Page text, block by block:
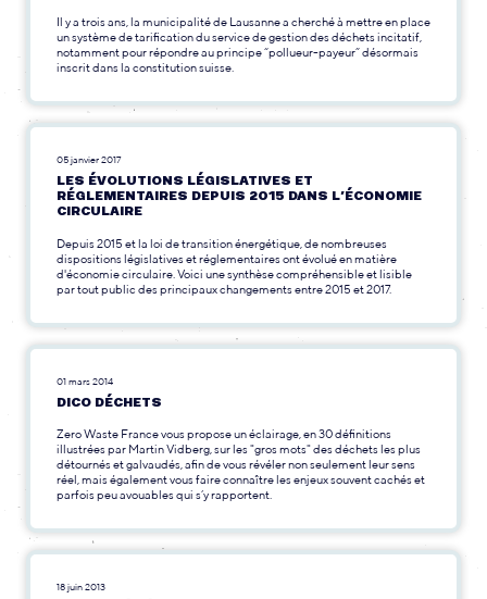
Il y a trois ans, la municipalité de Lausanne a cherché à mettre en place
un système de tarification du service de gestion des déchets incitatif,
notamment pour répondre au principe “pollueur-payeur” désormais
inscrit dans la constitution suisse.
05 janvier 2017
LES ÉVOLUTIONS LÉGISLATIVES ET
RÉGLEMENTAIRES DEPUIS 2015 DANS L’ÉCONOMIE
CIRCULAIRE
Depuis 2015 et la loi de transition énergétique, de nombreuses
dispositions législatives et réglementaires ont évolué en matière
d'économie circulaire. Voici une synthèse compréhensible et lisible
par tout public des principaux changements entre 2015 et 2017.
01 mars 2014
DICO DÉCHETS
Zero Waste France vous propose un éclairage, en 30 définitions
illustrées par Martin Vidberg, sur les "gros mots" des déchets les plus
détournés et galvaudés, afin de vous révéler non seulement leur sens
réel, mais également vous faire connaître les enjeux souvent cachés et
parfois peu avouables qui s’y rapportent.
18 juin 2013